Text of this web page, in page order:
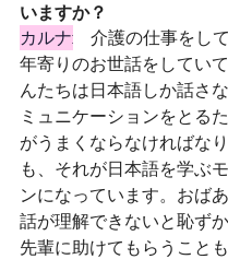
いますか？
カルナ:
介護の仕事をし
年寄りのお世話をしてい
んたちは日本語しか話さ
ミュニケーションをとる
がうまくならなければな
も、それが日本語を学ぶ
ンになっています。おば
話が理解できないと恥ずか
先輩に助けてもらうことも